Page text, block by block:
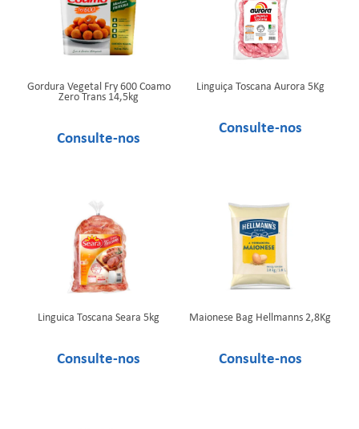
Gordura Vegetal Fry 600 Coamo
Zero Trans 14,5kg
Linguiça Toscana Aurora 5Kg
Linguica Toscana Seara 5kg Maionese Bag Hellmanns 2,8Kg